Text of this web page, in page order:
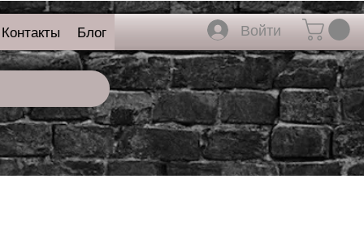
Контакты Блог Войти